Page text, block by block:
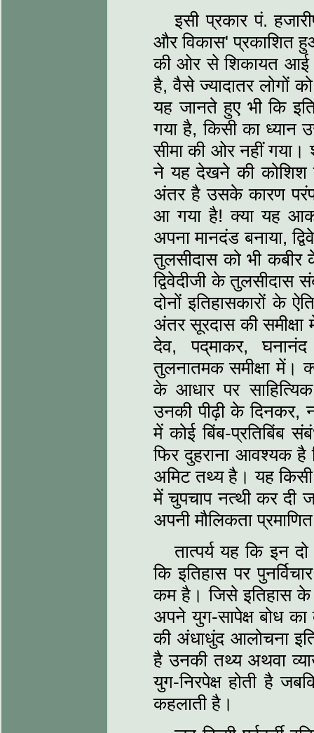
इसी प्रकार पं.
और विकास' प्रकाशित
की ओर से शिकायत आई
है, वैसे ज्‍यादातर लोगों
यह जानते हुए भी कि
गया है, किसी का ध्‍यान
सीमा की ओर नहीं
ने यह देखने की कोशिश
अंतर है उसके कारण
आ गया है! क्‍या यह
अपना मानदंड बनाया,
तुलसीदास को भी
द्विवेदीजी के तुलसीदास
दोनों इतिहासकारों के
अंतर सूरदास की समीक्षा
देव, पद्​माकर,
तुलनातमक समीक्षा में।
के आधार पर साहित्यिक
उनकी पीढ़ी के दिनकर,
में कोई बिंब-प्रतिबिंब
फिर दुहराना आवश्‍यक है
अमिट तथ्‍य है। यह
में चुपचाप नत्‍थी कर दी
अपनी मौलिकता
तात्‍पर्य यह कि इन
कि इतिहास पर
कम है। जिसे इतिहास के
अपने युग-सापेक्ष बोध का
की अंधाधुंद आलोचना
है उनकी तथ्‍य अथवा
युग-निरपेक्ष होती है
कहलाती है।